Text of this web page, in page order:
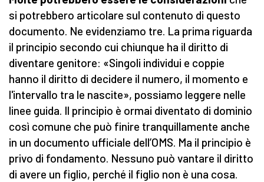
si potrebbero articolare sul contenuto di questo
documento. Ne evidenziamo tre. La prima riguarda
il principio secondo cui chiunque ha il diritto di
diventare genitore: «Singoli individui e coppie
hanno il diritto di decidere il numero, il momento e
l'intervallo tra le nascite», possiamo leggere nelle
linee guida. Il principio è ormai diventato di dominio
così comune che può finire tranquillamente anche
in un documento ufficiale dell’OMS. Ma il principio è
privo di fondamento. Nessuno può vantare il diritto
di avere un figlio, perché il figlio non è una cosa.